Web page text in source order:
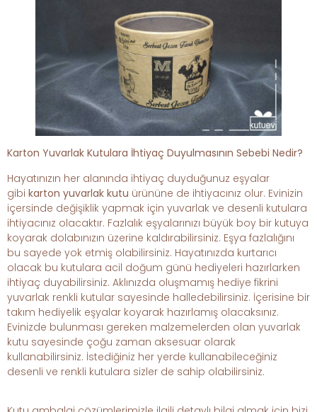
Karton Yuvarlak Kutulara İhtiyaç Duyulmasının Sebebi Nedir?
Hayatınızın her alanında ihtiyaç duyduğunuz eşyalar
gibi karton yuvarlak kutu ürününe de ihtiyacınız olur. Evinizin
içersinde değişiklik yapmak için yuvarlak ve desenli kutulara
ihtiyacınız olacaktır. Fazlalık eşyalarınızı büyük boy bir kutuya
koyarak dolabınızın üzerine kaldırabilirsiniz. Eşya fazlalığını
bu sayede yok etmiş olabilirsiniz. Hayatınızda kurtarıcı
olacak bu kutulara acil doğum günü hediyeleri hazırlarken
ihtiyaç duyabilirsiniz. Aklınızda oluşmamış hediye fikrini
yuvarlak renkli kutular sayesinde halledebilirsiniz. İçerisine bir
takım hediyelik eşyalar koyarak hazırlamış olacaksınız.
Evinizde bulunması gereken malzemelerden olan yuvarlak
kutu sayesinde çoğu zaman aksesuar olarak
kullanabilirsiniz. İstediğiniz her yerde kullanabileceğiniz
desenli ve renkli kutulara sizler de sahip olabilirsiniz.